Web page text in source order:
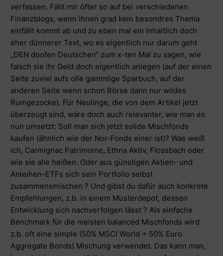
verfassen. Fällt mir öfter so auf bei verschiedenen
Finanzblogs, wenn ihnen grad kein besondres Thema
einfällt kommt ab und zu eben mal ein inhaltlich doch
eher dünnerer Text, wo es eigentlich nur darum geht
„DEN doofen Deutschen“ zum x-ten Mal zu sagen, wie
falsch sie ihr Geld doch eigentlich anlegen (auf der einen
Seite zuviel aufs olle gammlige Sparbuch, auf der
anderen Seite wenn schon Börse dann nur wildes
Rumgezocke). Für Neulinge, die von dem Artikel jetzt
überzeugt sind, wäre doch auch relevanter, wie man es
nun umsetzt: Soll man sich jetzt solide Mischfonds
kaufen (ähnlich wie der Nor-Fonds einer ist)? Was weiß
ich, Carmignac Patrimoine, Ethna Aktiv, Flossbach oder
wie sie alle heißen. Oder aus günstigen Aktien- und
Anleihen-ETFs sich sein Portfolio selbst
zusammensmischen ? Und gibst du dafür auch konkrete
Empfehlungen, z.b. in einem Musterdepot, dessen
Entwicklung sich nachverfolgen lässt ? Als einfache
Benchmark für die meisten balanced Mischfonds wird
z.b. oft eine simple (50% MSCI World + 50% Euro
Aggregate Bonds) Mischung verwendet. Das kann man,